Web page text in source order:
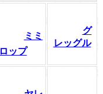
ミミ
ロップ
グ
レッグル